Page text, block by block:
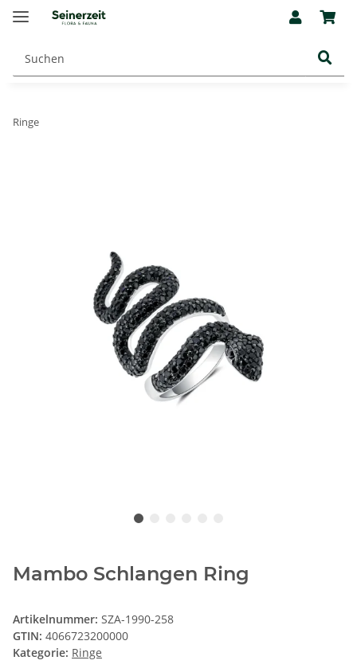
Ringe
Mambo Schlangen Ring
Artikelnummer: SZA-1990-258
GTIN: 4066723200000
Kategorie: Ringe